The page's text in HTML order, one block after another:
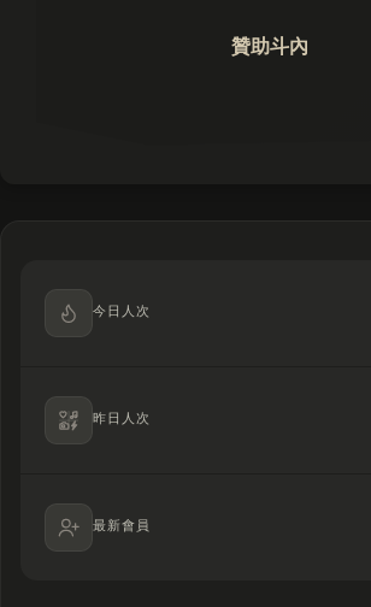
贊助斗內
今日人次
昨日人次
最新會員